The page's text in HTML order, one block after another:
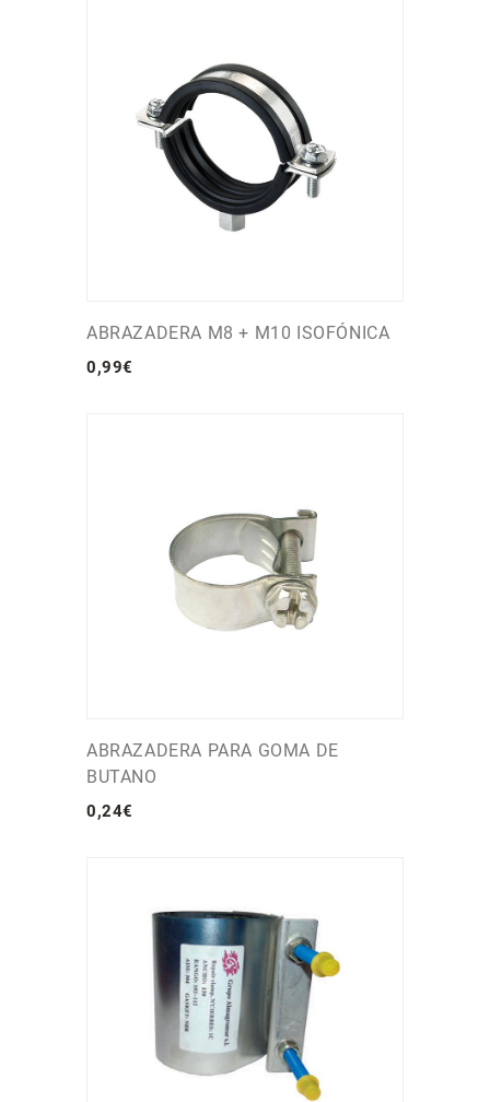
ABRAZADERA M8 + M10 ISOFÓNICA
0,99€
ABRAZADERA PARA GOMA DE
BUTANO
0,24€